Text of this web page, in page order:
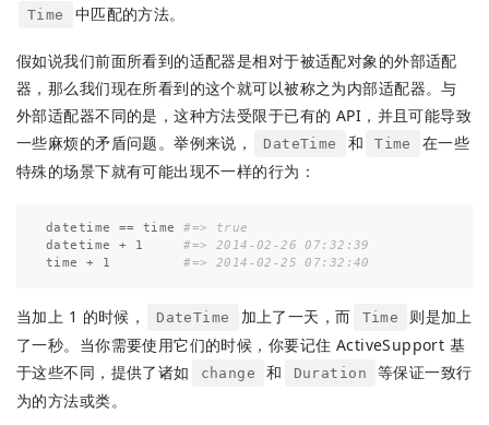
Time 中匹配的方法。
假如说我们前面所看到的适配器是相对于被适配对象的外部适配
器，那么我们现在所看到的这个就可以被称之为内部适配器。与
外部适配器不同的是，这种方法受限于已有的 API，并且可能导致
一些麻烦的矛盾问题。举例来说，
DateTime 和 Time
在一些
特殊的场景下就有可能出现不一样的行为：
datetime == time
#=> true
datetime
+ 1
#=> 2014-02-26 07:32:39
time
+ 1 #=> 2014-02-25 07:32:40
当加上 1 的时候， DateTime 加上了一天，而 Time
则是加上
了一秒。当你需要使用它们的时候，你要记住 ActiveSupport 基
于这些不同，提供了诸如
change 和 Duration
等保证一致行
为的方法或类。